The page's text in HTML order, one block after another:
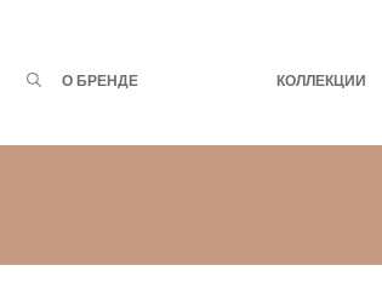
Запрос
О БРЕНДЕ КОЛЛЕКЦИИ